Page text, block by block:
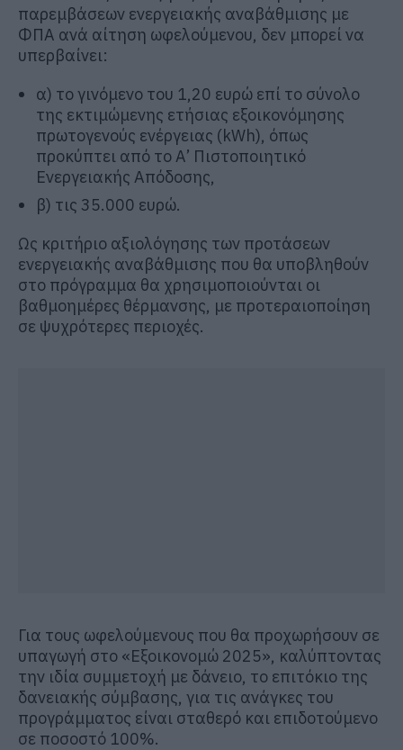
παρεμβάσεων ενεργειακής αναβάθμισης με
ΦΠΑ ανά αίτηση ωφελούμενου, δεν μπορεί να
υπερβαίνει:
α) το γινόμενο του 1,20 ευρώ επί το σύνολο
της εκτιμώμενης ετήσιας εξοικονόμησης
πρωτογενούς ενέργειας (kWh), όπως
προκύπτει από το Α’ Πιστοποιητικό
Ενεργειακής Απόδοσης,
β) τις 35.000 ευρώ.
Ως κριτήριο αξιολόγησης των προτάσεων
ενεργειακής αναβάθμισης που θα υποβληθούν
στο πρόγραμμα θα χρησιμοποιούνται οι
βαθμοημέρες θέρμανσης, με προτεραιοποίηση
σε ψυχρότερες περιοχές.
Για τους ωφελούμενους που θα προχωρήσουν σε
υπαγωγή στο «Εξοικονομώ 2025», καλύπτοντας
την ιδία συμμετοχή με δάνειο, το επιτόκιο της
δανειακής σύμβασης, για τις ανάγκες του
προγράμματος είναι σταθερό και επιδοτούμενο
σε ποσοστό 100%.